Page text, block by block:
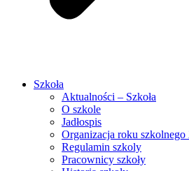
Szkoła
Aktualności – Szkoła
O szkole
Jadłospis
Organizacja roku szkolnego
Regulamin szkoly
Pracownicy szkoły